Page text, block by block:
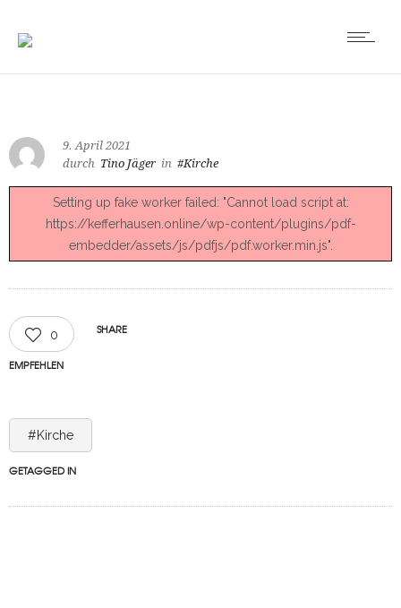
9. April 2021
durch Tino Jäger in #Kirche
Setting up fake worker failed: "Cannot load script at:
https://kefferhausen.online/wp-content/plugins/pdf-
embedder/assets/js/pdfjs/pdf.worker.min.js".
0
EMPFEHLEN
SHARE
#Kirche
GETAGGED IN